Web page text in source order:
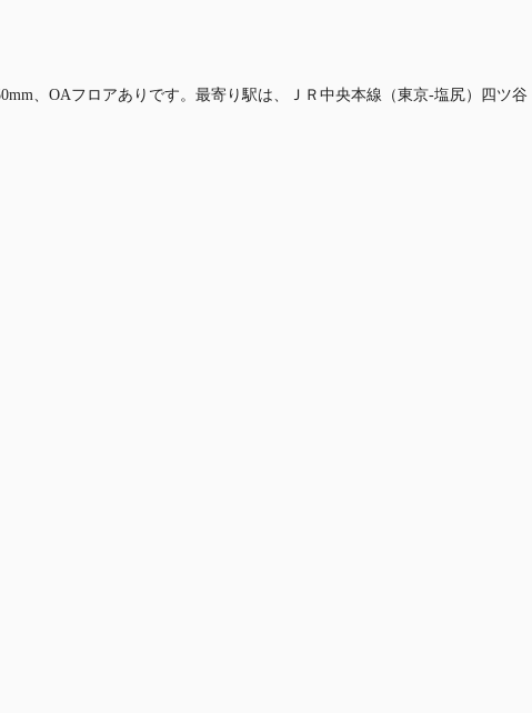
、OAフロアありです。最寄り駅は、ＪＲ中央本線（東京-塩尻）四ツ谷